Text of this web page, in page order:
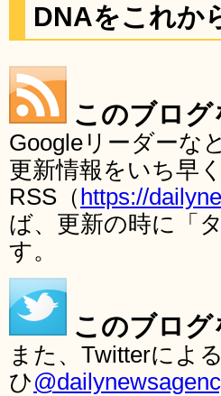
DNAをこれか
このブログ
Googleリーダーな
更新情報をいち早
RSS（ https://
ば、更新の時に「
す。
このブロ
また、Twitterによ
ひ